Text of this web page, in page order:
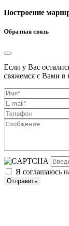
Построение
Обратная связь
Если у Вас
свяжемся с Вами в
Я соглашаюсь